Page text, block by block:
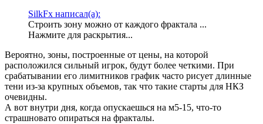
SilkFx написал(а):
Строить зону можно от каждого фрактала ...
Нажмите для раскрытия...
Вероятно, зоны, построенные от цены, на которой
расположился сильный игрок, будут более четкими. При
срабатывании его лимитников график часто рисует длинные
тени из-за крупных объемов, так что такие старты для НКЗ
очевидны.
А вот внутри дня, когда опускаешься на м5-15, что-то
страшновато опираться на фракталы.